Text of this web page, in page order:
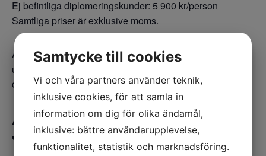
Ej befintliga diplomeringskunder: 5 900 kr/person
Samtliga priser är exklusive moms.
Avanmälan möjlig till och med fem dagar innan
utbildningstillfället. Utebliven deltagare debiteras enligt
ovanstående priser. Utbildningsplats får överlåtas.
Anmäl dig till Annika
Johansson:
Samtycke till cookies
Vi och våra partners använder teknik,
inklusive cookies, för att samla in
information om dig för olika ändamål,
inklusive: bättre användarupplevelse,
funktionalitet, statistik och marknadsföring.